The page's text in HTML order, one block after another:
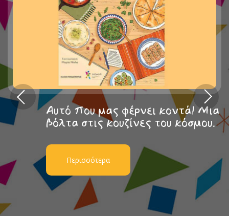
Αυτό που μας φέρνει κοντά! Μια
βόλτα στις κουζίνες του κόσμου.
Περισσότερα